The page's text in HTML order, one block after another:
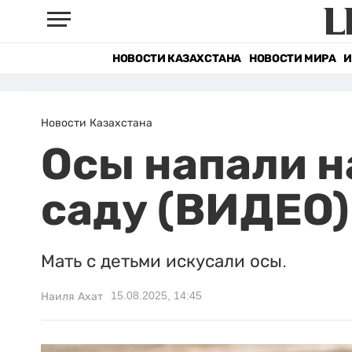
НОВОСТИ КАЗАХСТАНА НОВОСТИ МИРА
Новости Казахстана
Осы напали
саду (ВИДЕО)
Мать с детьми искусали осы.
Наиля Ахат 15.08.2025, 14:45